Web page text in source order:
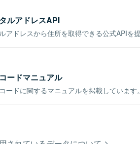
ルアドレスAPI
アドレスから住所を取得できる公式APIを提
ードマニュアル
ードに関するマニュアルを掲載しています。